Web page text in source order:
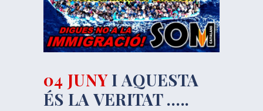
04 JUNYI AQUESTA
ÉS LA VERITAT …..